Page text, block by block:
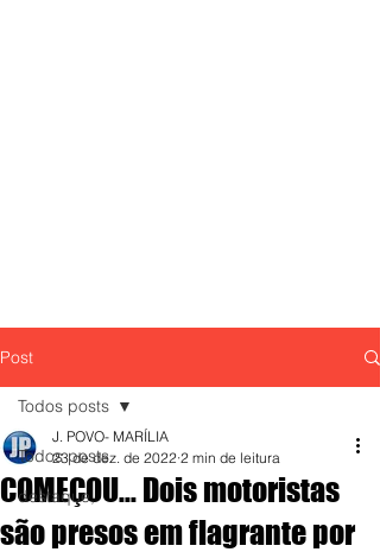
Post
Todos posts
destaque,
Todos posts
COMEÇOU... Dois motoristas
são presos em flagrante por
J. POVO- MARÍLIA
23 de dez. de 2022 2 min de leitura